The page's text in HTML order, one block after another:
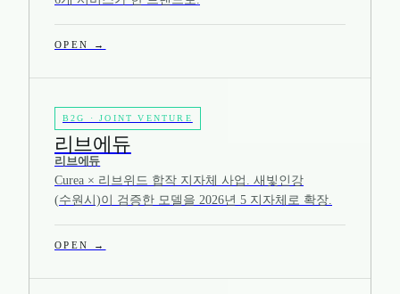
OPEN →
B2G · JOINT VENTURE
리브에듀
리브에듀
Curea × 리브위드 합작 지자체 사업. 새빛인강
(수원시)이 검증한 모델을 2026년 5 지자체로 확장.
OPEN →